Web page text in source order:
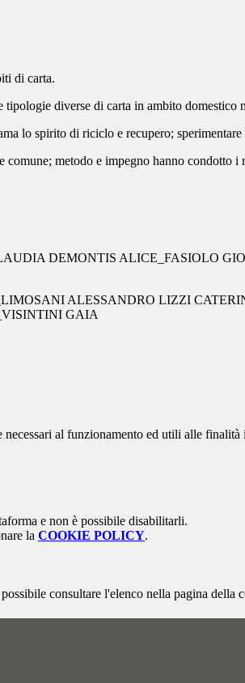
di carta.
diverse di carta in ambito
lo spirito di riciclo e recupero;
metodo e impegno hanno condotto
DEMONTIS ALICE_FASIOLO
ALESSANDRO LIZZI
GAIA
al funzionamento ed utili alle finalità
e non è possibile disabilitarli.
la COOKIE POLICY.
consultare l'elenco nella pagina della